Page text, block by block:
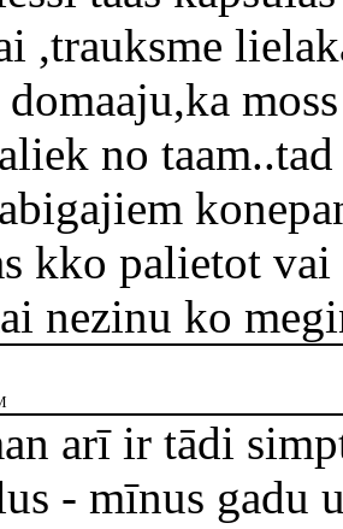
,trauksme
domaaju,ka
no
kko palietot
nezinu ko
arī ir tādi
- mīnus gadu